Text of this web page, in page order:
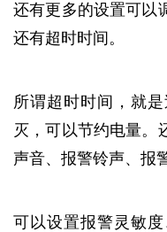
还有更多的设置可以
还有超时时间。
所谓超时时间，就
灭，可以节约电量。
声音、报警铃声、报
可以设置报警灵敏